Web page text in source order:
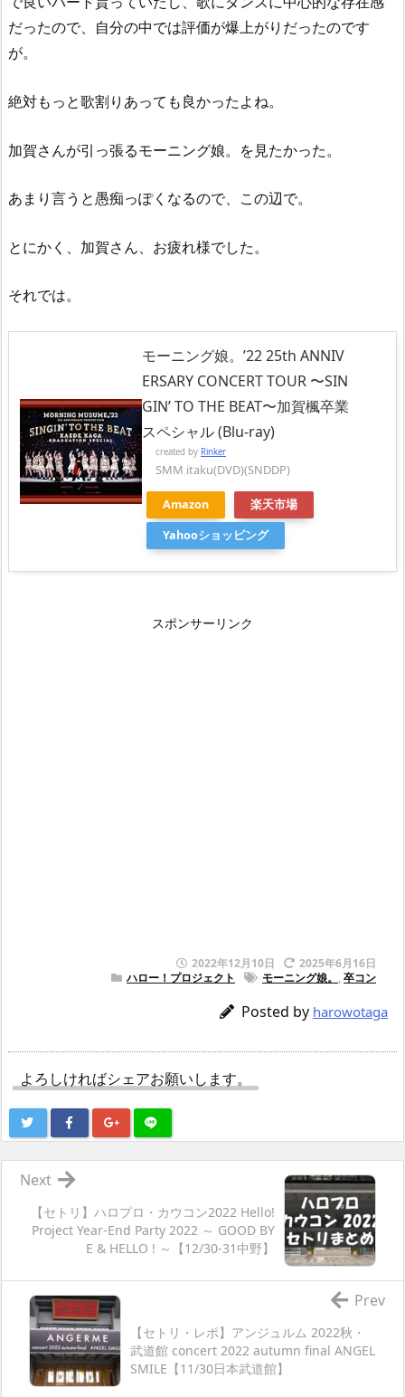
だったので、自分の中では評価が爆上がりだったのです
が。
絶対もっと歌割りあっても良かったよね。
加賀さんが引っ張るモーニング娘。を見たかった。
あまり言うと愚痴っぽくなるので、この辺で。
とにかく、加賀さん、お疲れ様でした。
それでは。
モーニング娘。’22 25th ANNIV
ERSARY CONCERT TOUR 〜SIN
GIN’ TO THE BEAT〜加賀楓卒業
スペシャル (Blu-ray)
created by Rinker
SMM itaku(DVD)(SNDDP)
Amazon
楽天市場
Yahooショッピング
スポンサーリンク
2022年12月10日
2025年6月16日
ハロー！プロジェクト
モーニング娘。 ,卒コン
Posted by harowotaga
よろしければシェアお願いします。
【セトリ】ハロプロ・カウコン2022 Hello!
Project Year-End Party 2022 ～ GOOD BY
E & HELLO ! ～【12/30-31中野】
Next
【セトリ・レポ】アンジュルム 2022秋・
武道館 concert 2022 autumn final ANGEL
SMILE【11/30日本武道館】
Prev